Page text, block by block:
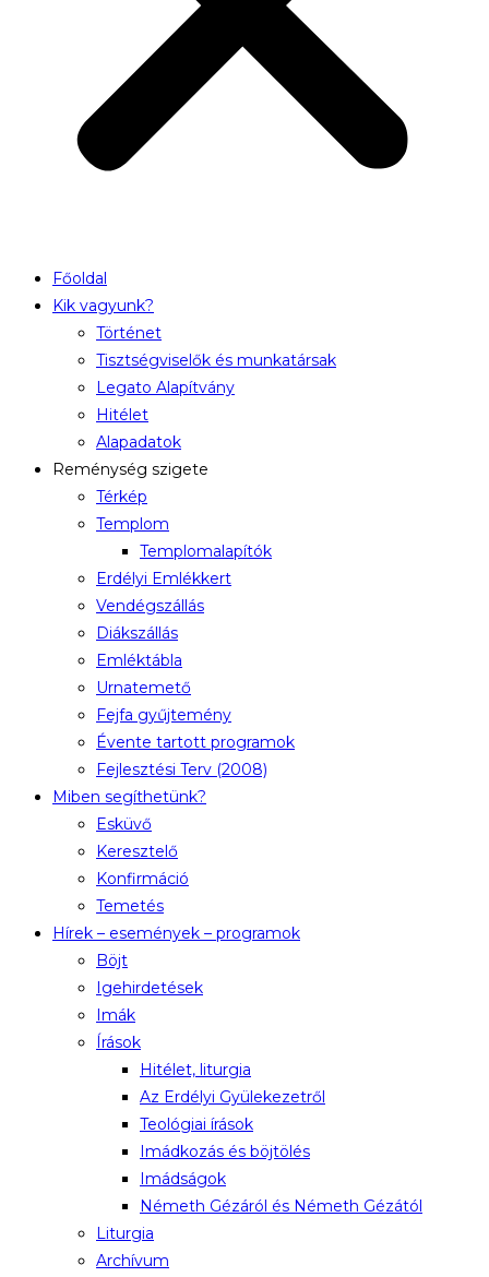
Főoldal
Kik vagyunk?
Történet
Tisztségviselők és munkatársak
Legato Alapítvány
Hitélet
Alapadatok
Reménység szigete
Térkép
Templom
Templomalapítók
Erdélyi Emlékkert
Vendégszállás
Diákszállás
Emléktábla
Urnatemető
Fejfa gyűjtemény
Évente tartott programok
Fejlesztési Terv (2008)
Miben segíthetünk?
Esküvő
Keresztelő
Konfirmáció
Temetés
Hírek – események – programok
Böjt
Igehirdetések
Imák
Írások
Hitélet, liturgia
Az Erdélyi Gyülekezetről
Teológiai írások
Imádkozás és böjtölés
Imádságok
Németh Gézáról és Németh Gézától
Liturgia
Archívum